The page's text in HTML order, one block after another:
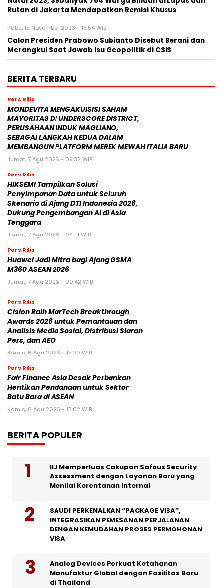
Rutan di Jakarta Mendapatkan Remisi Khusus
Rabu, 15 November 2023 - 13:54 WIB
Calon Presiden Prabowo Subianto Disebut Berani dan
Merangkul Saat Jawab Isu Geopolitik di CSIS
BERITA TERBARU
Pers Rilis
MONDEVITA MENGAKUISISI SAHAM
MAYORITAS DI UNDERSCORE DISTRICT,
PERUSAHAAN INDUK MAGLIANO,
SEBAGAI LANGKAH KEDUA DALAM
MEMBANGUN PLATFORM MEREK MEWAH ITALIA BARU
Jumat, 7 Agu 2026 - 09:32 WIB
Pers Rilis
HIKSEMI Tampilkan Solusi
Penyimpanan Data untuk Seluruh
Skenario di Ajang DTI Indonesia 2026,
Dukung Pengembangan AI di Asia
Tenggara
Jumat, 7 Agu 2026 - 04:14 WIB
Pers Rilis
Huawei Jadi Mitra bagi Ajang GSMA
M360 ASEAN 2026
Jumat, 7 Agu 2026 - 00:42 WIB
Pers Rilis
Cision Raih MarTech Breakthrough
Awards 2026 untuk Pemantauan dan
Analisis Media Sosial, Distribusi Siaran
Pers, dan AEO
Kamis, 6 Agu 2026 - 17:00 WIB
Pers Rilis
Fair Finance Asia Desak Perbankan
Hentikan Pendanaan untuk Sektor
Batu Bara di ASEAN
Kamis, 6 Agu 2026 - 13:02 WIB
BERITA POPULER
IIJ Memperluas Cakupan Safous Security
Assessment dengan Layanan Baru yang
Menilai Kerentanan Internal
SAUDI PERKENALKAN “PACKAGE VISA”,
INTEGRASIKAN PEMESANAN PERJALANAN
DENGAN KEMUDAHAN PROSES PERMOHONAN
VISA
Analog Devices Perkuat Ketahanan
Manufaktur Global dengan Fasilitas Baru
di Thailand